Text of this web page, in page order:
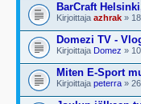
BarCraft
Kirjoittaja azhrak »
Domezi TV -
Kirjoittaja Domez »
Miten E-Sport
Kirjoittaja peterra »